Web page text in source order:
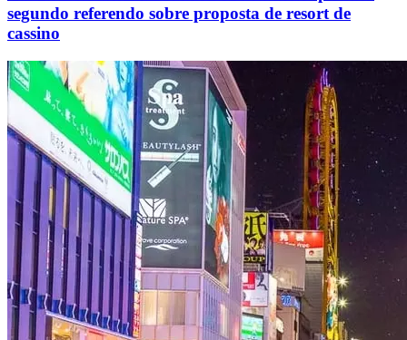
segundo referendo sobre proposta de resort de
cassino